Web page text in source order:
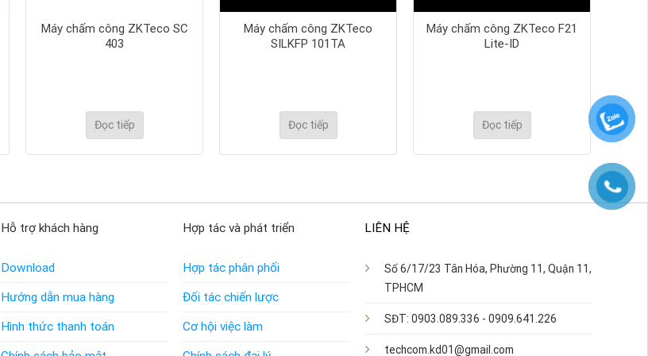
Máy chấm công ZKTeco SC
403
Đọc tiếp
Máy chấm công ZKTeco
SILKFP 101TA
Đọc tiếp
Máy chấm công ZKTeco F21
Lite-ID
Đọc tiếp
Hỗ trợ khách hàng
Download
Hướng dẫn mua hàng
Hình thức thanh toán
Hợp tác và phát triển
Hợp tác phân phối
Đối tác chiến lược
Cơ hội việc làm
LIÊN HỆ
Số 6/17/23 Tân Hóa, Phường 11, Quận 11,
TPHCM
SĐT: 0903.089.336 - 0909.641.226
techcom.kd01@gmail.com